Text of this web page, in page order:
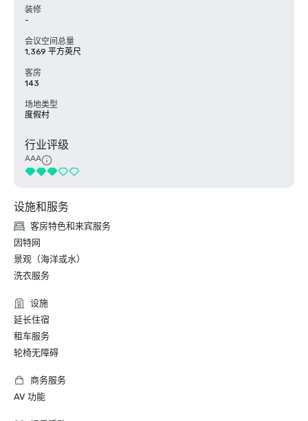
装修
-
会议空间总量
1,369 平方英尺
客房
143
场地类型
度假村
行业评级
AAA
设施和服务
客房特色和来宾服务
因特网
景观（海洋或水）
洗衣服务
设施
延长住宿
租车服务
轮椅无障碍
商务服务
AV 功能